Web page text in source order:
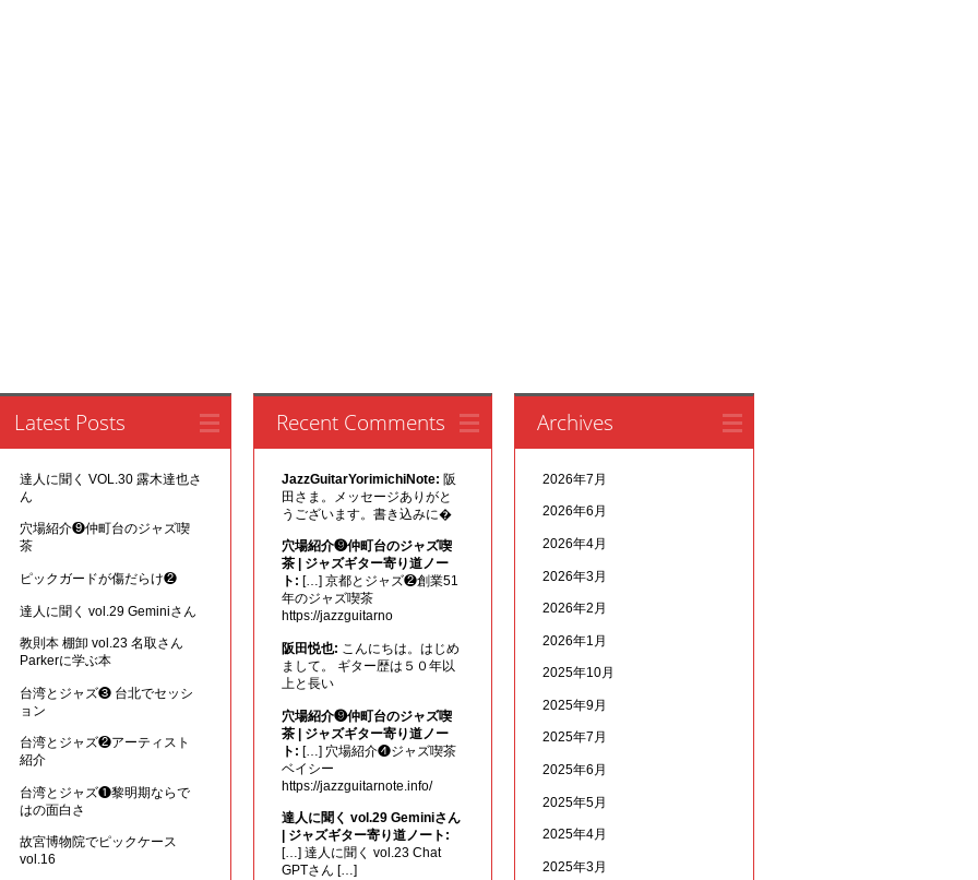
Latest Posts
達人に聞く VOL.30 露木達也さ
ん
穴場紹介❾仲町台のジャズ喫
茶
ピックガードが傷だらけ❷
達人に聞く vol.29 Geminiさん
教則本 棚卸 vol.23 名取さん
Parkerに学ぶ本
台湾とジャズ❸ 台北でセッシ
ョン
台湾とジャズ❷アーティスト
紹介
台湾とジャズ❶黎明期ならで
はの面白さ
故宮博物院でピックケース
vol.16
Recent Comments
JazzGuitarYorimichiNote: 阪
田さま。メッセージありがと
うございます。書き込みに�
穴場紹介❾仲町台のジャズ喫
茶 | ジャズギター寄り道ノー
ト: […] 京都とジャズ❷創業51
年のジャズ喫茶
https://jazzguitarno
阪田悦也: こんにちは。はじめ
まして。 ギター歴は５０年以
上と長い
穴場紹介❾仲町台のジャズ喫
茶 | ジャズギター寄り道ノー
ト: […] 穴場紹介❹ジャズ喫茶
ベイシー
https://jazzguitarnote.info/
達人に聞く vol.29 Geminiさん
| ジャズギター寄り道ノート:
[…] 達人に聞く vol.23 Chat
GPTさん […]
Archives
2026年7月
2026年6月
2026年4月
2026年3月
2026年2月
2026年1月
2025年10月
2025年9月
2025年7月
2025年6月
2025年5月
2025年4月
2025年3月